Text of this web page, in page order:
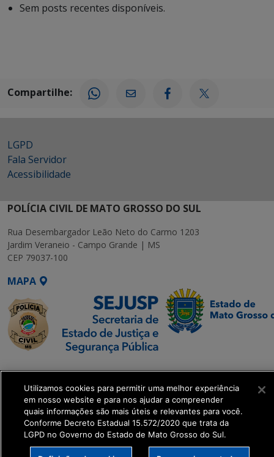
Sem posts recentes disponíveis.
Compartilhe:
LGPD
Fala Servidor
Acessibilidade
POLÍCIA CIVIL DE MATO GROSSO DO SUL
Rua Desembargador Leão Neto do Carmo 1203
Jardim Veraneio - Campo Grande | MS
CEP 79037-100
MAPA
SETDIG | Secretaria-
Executiva de
Transformação Digital
get_footer();
Utilizamos cookies para permitir uma melhor experiência
em nosso website e para nos ajudar a compreender
quais informações são mais úteis e relevantes para você.
Conforme Decreto Estadual 15.572/2020 que trata da
LGPD no Governo do Estado de Mato Grosso do Sul.